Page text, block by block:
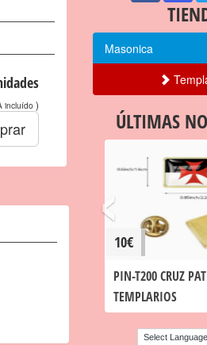
incluído)
Masonica
ÚLTIMAS
10€
PIN-T200 CRUZ
TEMPLARIOS
‹